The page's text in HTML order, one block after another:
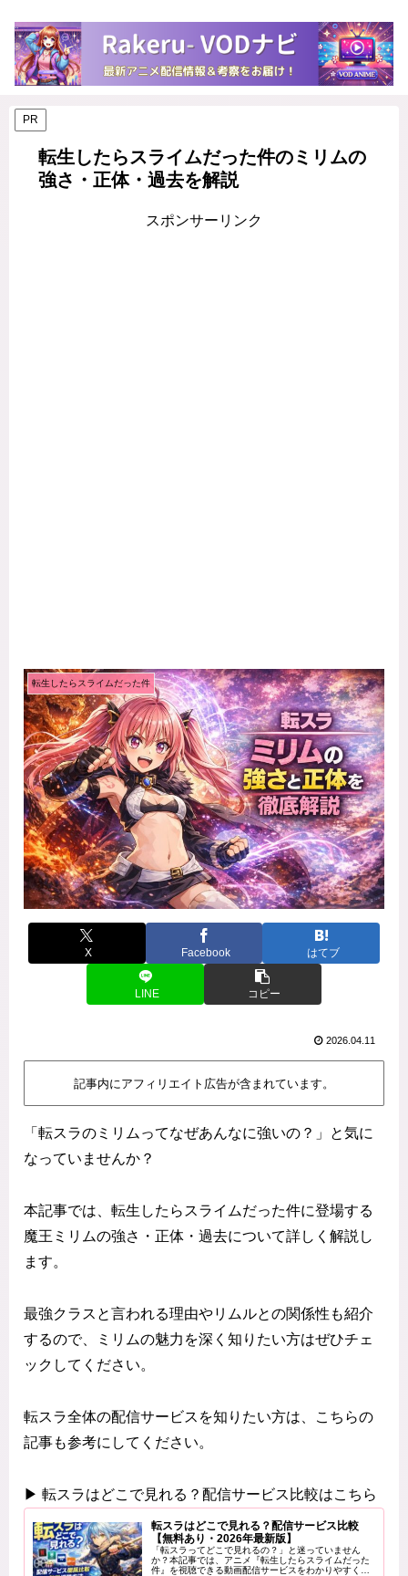
PR
転生したらスライムだった件のミリムの
強さ・正体・過去を解説
スポンサーリンク
転生したらスライムだった件
X Facebook はてブ
LINE コピー
2026.04.11
記事内にアフィリエイト広告が含まれています。
「転スラのミリムってなぜあんなに強いの？」と気に
なっていませんか？
本記事では、転生したらスライムだった件に登場する
魔王ミリムの強さ・正体・過去について詳しく解説し
ます。
最強クラスと言われる理由やリムルとの関係性も紹介
するので、ミリムの魅力を深く知りたい方はぜひチェ
ックしてください。
転スラ全体の配信サービスを知りたい方は、こちらの
記事も参考にしてください。
▶ 転スラはどこで見れる？配信サービス比較はこちら
転スラはどこで見れる？配信サービス比較
【無料あり・2026年最新版】
「転スラってどこで見れるの？」と迷っていません
か？本記事では、アニメ『転生したらスライムだった
件』を視聴できる動画配信サービスをわかりやすく比